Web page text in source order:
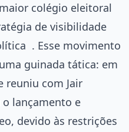
colégio eleitoral
de visibilidade
. Esse movimento
guinada tática: em
reuniu com Jair
lançamento e
devido às restrições